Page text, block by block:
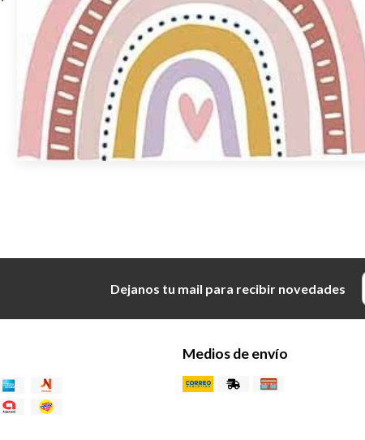
Dejanos tu mail para recibir novedades
Medios de envío